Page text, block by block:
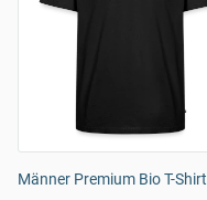
Männer Premium Bio T-Shirt